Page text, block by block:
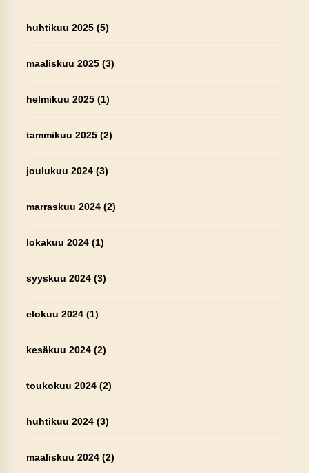
huhtikuu 2025(5)
maaliskuu 2025(3)
helmikuu 2025(1)
tammikuu 2025(2)
joulukuu 2024(3)
marraskuu 2024(2)
lokakuu 2024(1)
syyskuu 2024(3)
elokuu 2024(1)
kesäkuu 2024(2)
toukokuu 2024(2)
huhtikuu 2024(3)
maaliskuu 2024(2)